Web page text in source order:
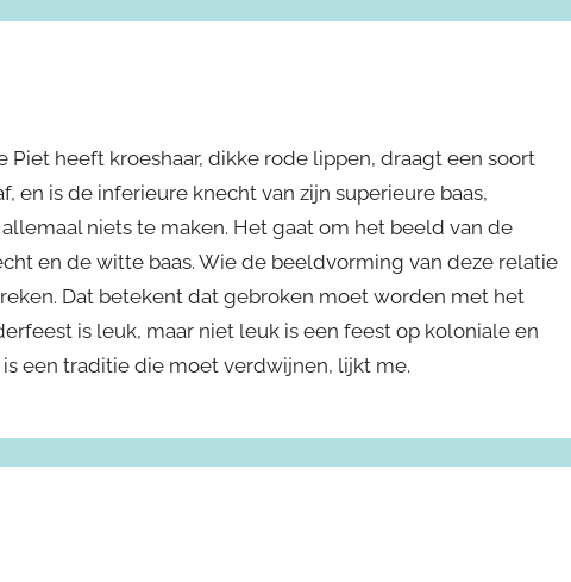
heeft kroeshaar, dikke rode lippen, draagt een soort
en is de inferieure knecht van zijn superieure baas,
niets te maken. Het gaat om het beeld van de
en de witte baas. Wie de beeldvorming van deze relatie
Dat betekent dat gebroken moet worden met het
is leuk, maar niet leuk is een feest op koloniale en
een traditie die moet verdwijnen, lijkt me.